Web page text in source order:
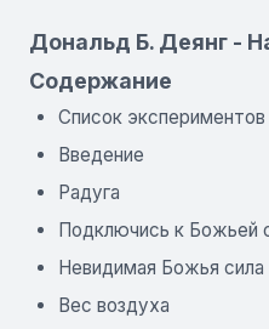
Дональд Б. Деянг -
Содержание
Список экспериментов
Введение
Радуга
Подключись к Божьей
Невидимая Божья сила
Вес воздуха